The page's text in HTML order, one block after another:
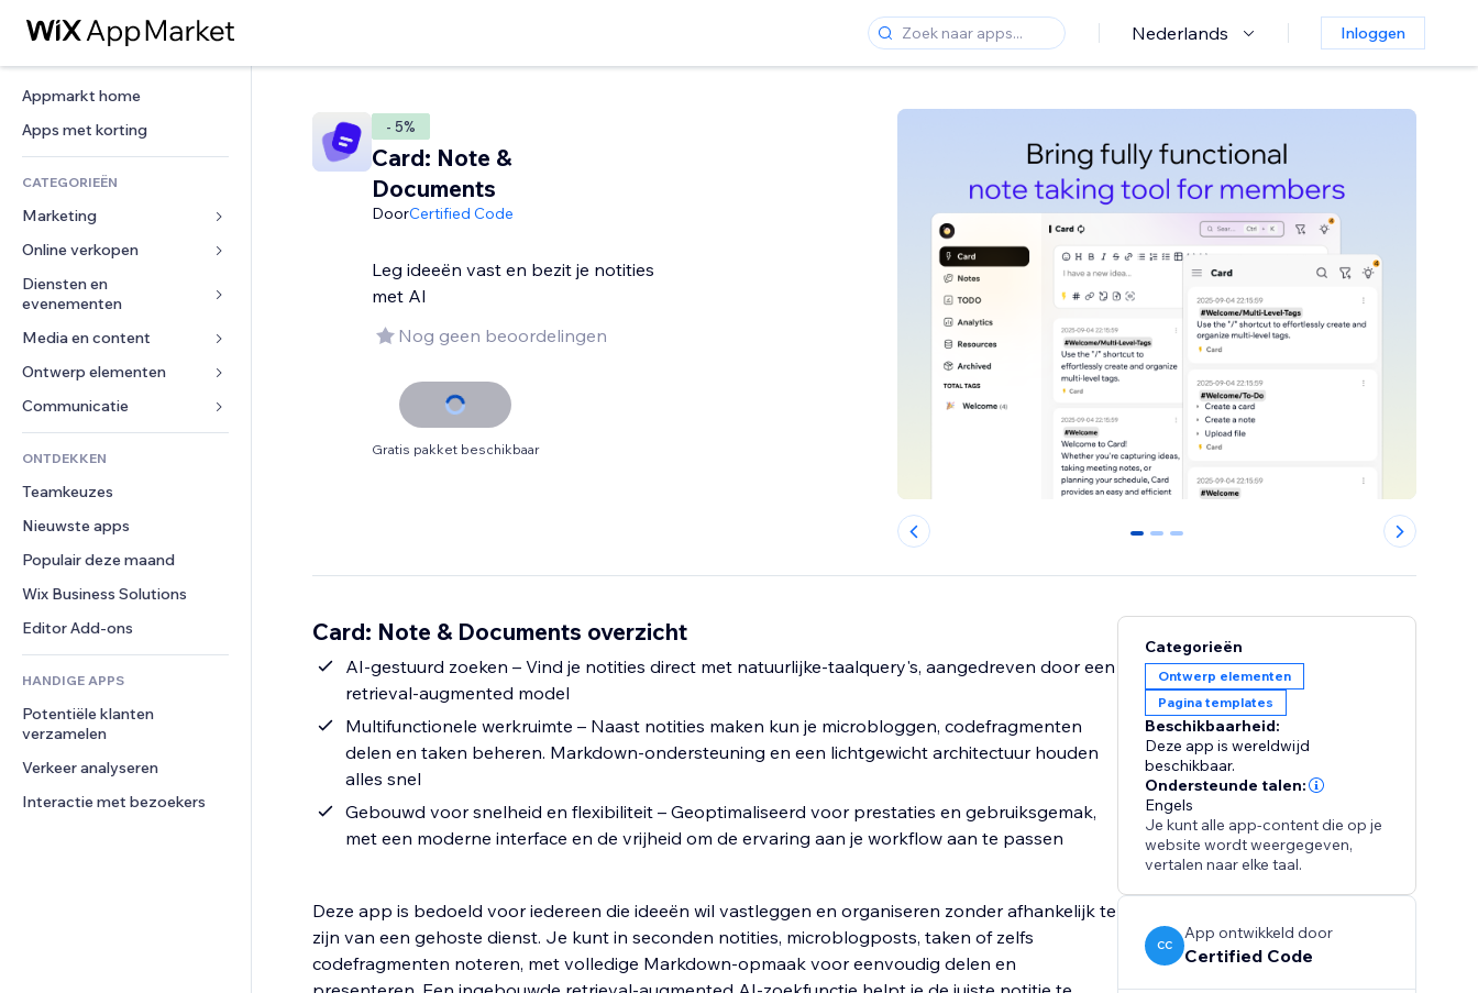
Nederlands Inloggen
Appmarkt home
Apps met korting
CATEGORIEËN
Marketing
Advertenties
Mobiel
Analytics
Social media
SEO
Betrokkenheid
Websitevermeldingen
E-mail
Conversie
Online verkopen
Apps voor webshops
Verzending en levering
Verkoopknoppen
Online cursussen
Print on demand
Boekhouding
Coupons en loyaliteit
Opslagoplossingen
Dropshipping
Prijzen en abonnementen
Crowdfunding
Eten en drinken
Diensten en
evenementen
Hotels
Evenementen
Restaurants
Vastgoed
Boekingen
Media en content
Galerij
Muziek
Podcasts
Fotografie
Video
PDF
Bestanden delen
Nieuws
Ontwerp elementen
Kaarten en navigatie
Privacy en beveiliging
Ontime
Pagina templates
Afbeeldingseffecten
Knoppen en menu's
Banners en badges
Rekenmachines
Zoeken
Weer
Grafieken en tabellen
Formulieren
Enquêtes
Chat
Opmerkingen
Telefoonnummer
Community
Beoordelingen en testimonials
CRM
ONTDEKKEN
Teamkeuzes
Nieuwste apps
Populair deze maand
Wix Business Solutions
Editor Add-ons
HANDIGE APPS
Potentiële klanten
verzamelen
Verkeer analyseren
Interactie met bezoekers
- 5%
Card: Note &
Documents
DoorCertified Code
Leg ideeën vast en bezit je notities
met AI
Nog geen beoordelingen
Gratis pakket beschikbaar
0 1 2
Card: Note & Documents overzicht
AI-gestuurd zoeken – Vind je notities direct met natuurlijke-taalquery's, aangedreven door een
retrieval-augmented model
Multifunctionele werkruimte – Naast notities maken kun je microbloggen, codefragmenten
delen en taken beheren. Markdown-ondersteuning en een lichtgewicht architectuur houden
alles snel
Gebouwd voor snelheid en flexibiliteit – Geoptimaliseerd voor prestaties en gebruiksgemak,
met een moderne interface en de vrijheid om de ervaring aan je workflow aan te passen
Deze app is bedoeld voor iedereen die ideeën wil vastleggen en organiseren zonder afhankelijk te
zijn van een gehoste dienst. Je kunt in seconden notities, microblogposts, taken of zelfs
codefragmenten noteren, met volledige Markdown-opmaak voor eenvoudig delen en
Categorieën
Ontwerp elementen
Pagina templates
Beschikbaarheid:
Deze app is wereldwijd
beschikbaar.
Ondersteunde talen:
Engels
Je kunt alle app-content die op je
website wordt weergegeven,
vertalen naar elke taal.
CC
App ontwikkeld door
Certified Code